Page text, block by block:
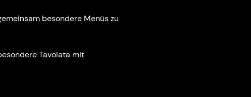
besondere Menüs zu
Tavolata mit